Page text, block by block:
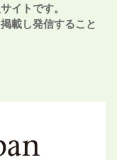
イトです。
載し発信すること